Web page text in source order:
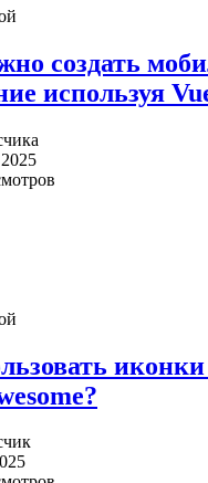
создать
используя